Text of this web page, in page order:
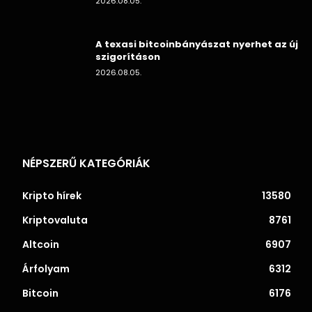
A texasi bitcoinbányászat nyerhet az új
szigorításon
2026.08.05.
NÉPSZERŰ KATEGÓRIÁK
Kripto hírek
13580
Kriptovaluta
8761
Altcoin
6907
Árfolyam
6312
Bitcoin
6176